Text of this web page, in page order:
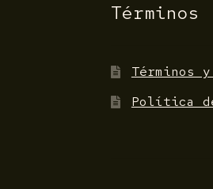
Términos
Términos
Política